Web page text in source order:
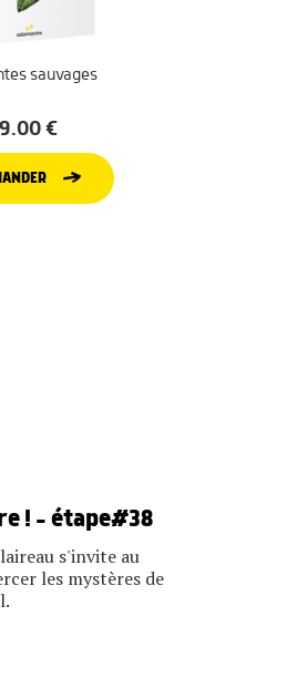
sauvages
€
! – étape#38
s'invite au
les mystères de